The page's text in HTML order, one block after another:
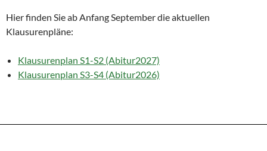
Hier finden Sie ab Anfang September die aktuellen
Klausurenpläne:
Klausurenplan S1-S2 (Abitur2027)
Klausurenplan S3-S4 (Abitur2026)